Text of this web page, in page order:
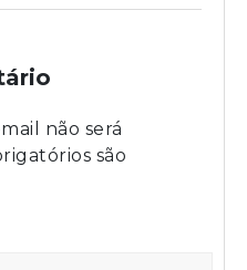
não será
são